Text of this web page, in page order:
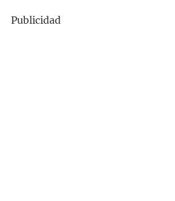
Publicidad